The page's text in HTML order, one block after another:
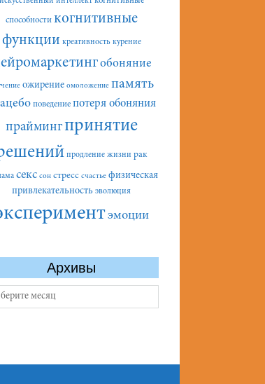
способности когнитивные
функции креативность курение
обоняние
ожирение омоложение память
поведение потеря обоняния
праймингпринятие
продление жизни рак
секс сон стресс счастье физическая
привлекательность эволюция
эмоции
Архивы